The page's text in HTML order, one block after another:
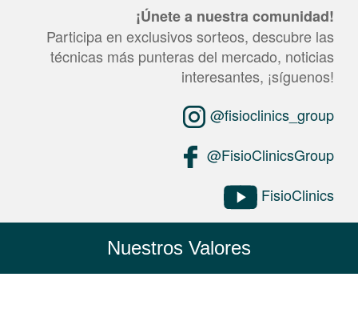
¡Únete a nuestra comunidad!
Participa en exclusivos sorteos, descubre las
técnicas más punteras del mercado, noticias
interesantes, ¡síguenos!
@fisioclinics_group
@FisioClinicsGroup
FisioClinics
Nuestros Valores